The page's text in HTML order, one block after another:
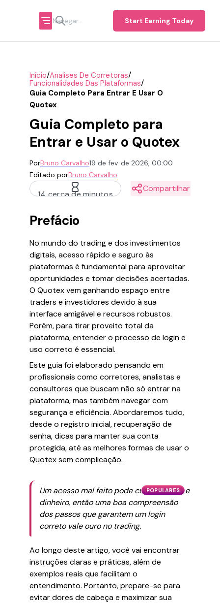
Start Earning Today
Início/Analises De Corretoras/
Funcionalidades Das Plataformas/
Guia Completo Para Entrar E Usar O
Quotex
Guia Completo para
Entrar e Usar o Quotex
PorBruno Carvalho19 de fev. de 2026, 00:00
Editado porBruno Carvalho
14 cerca de minutos
Compartilhar
Prefácio
No mundo do trading e dos investimentos
digitais, acesso rápido e seguro às
plataformas é fundamental para aproveitar
oportunidades e tomar decisões acertadas.
O Quotex vem ganhando espaço entre
traders e investidores devido à sua
interface amigável e recursos robustos.
Porém, para tirar proveito total da
plataforma, entender o processo de login e
uso correto é essencial.
Este guia foi elaborado pensando em
profissionais como corretores, analistas e
consultores que buscam não só entrar na
plataforma, mas também navegar com
segurança e eficiência. Abordaremos tudo,
desde o registro inicial, recuperação de
senha, dicas para manter sua conta
protegida, até as melhores formas de usar o
Quotex sem complicação.
POPULARES
Um acesso mal feito pode custar tempo e
dinheiro, então uma boa compreensão
dos passos que garantem um login
correto vale ouro no trading.
Ao longo deste artigo, você vai encontrar
instruções claras e práticas, além de
exemplos reais que facilitam o
entendimento. Portanto, prepare-se para
evitar dores de cabeça e maximizar sua